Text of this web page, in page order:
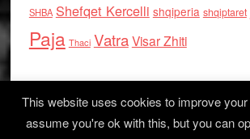
SHBA Shefqet Kercelli shqiperia shqiptaret
Paja Thaci VatraVisar Zhiti
This website uses cookies to improve
assume you're ok with this, but you can